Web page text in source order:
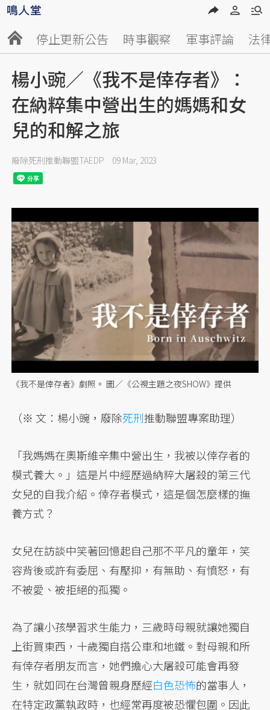
停止更新公告 時事觀察 軍事評論 法
楊小豌／《我不是倖存者》：
在納粹集中營出生的媽媽和女
兒的和解之旅
廢除死刑推動聯盟TAEDP 09 Mar, 2023
《我不是倖存者》劇照。 圖／《公視主題之夜SHOW》提供
（※ 文：楊小豌，廢除死刑推動聯盟專案助理）
「我媽媽在奧斯維辛集中營出生，我被以倖存者的
模式養大。」這是片中經歷過納粹大屠殺的第三代
女兒的自我介紹。倖存者模式，這是個怎麼樣的撫
養方式？
女兒在訪談中笑著回憶起自己那不平凡的童年，笑
容背後或許有委屈、有壓抑，有無助、有憤怒，有
不被愛、被拒絕的孤獨。
為了讓小孩學習求生能力，三歲時母親就讓她獨自
上街買東西，十歲獨自搭公車和地鐵。對母親和所
有倖存者朋友而言，她們擔心大屠殺可能會再發
生，就如同在台灣曾親身歷經白色恐怖的當事人，
在特定政黨執政時，也經常再度被恐懼包圍。因此